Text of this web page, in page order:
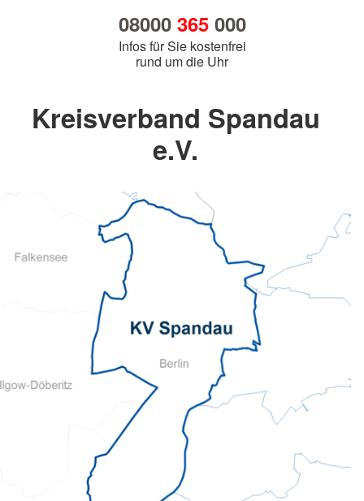
08000 365000
Infos für Sie kostenfrei
rund um die Uhr
Kreisverband Spandau
e.V.